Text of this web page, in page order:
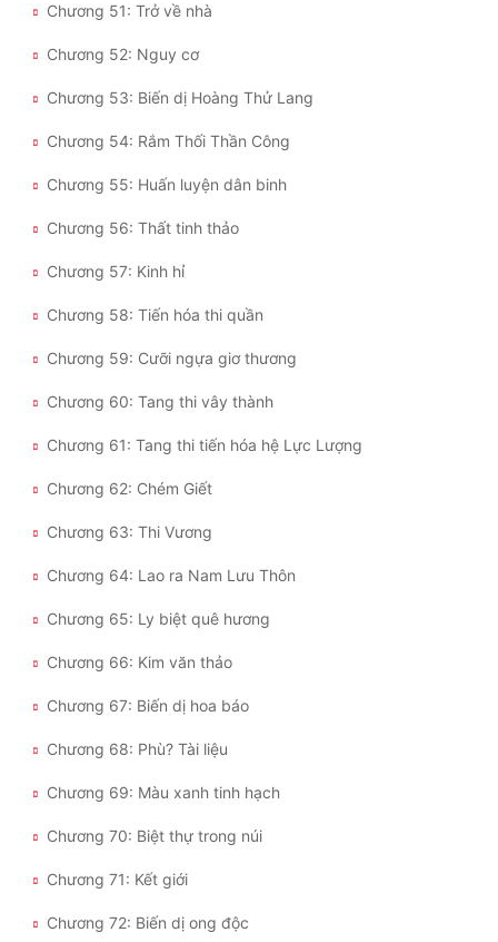
Chương 51: Trở về nhà
Chương 52: Nguy cơ
Chương 53: Biến dị Hoàng Thử Lang
Chương 54: Rắm Thối Thần Công
Chương 55: Huấn luyện dân binh
Chương 56: Thất tinh thảo
Chương 57: Kinh hỉ
Chương 58: Tiến hóa thi quần
Chương 59: Cưỡi ngựa giơ thương
Chương 60: Tang thi vây thành
Chương 61: Tang thi tiến hóa hệ Lực Lượng
Chương 62: Chém Giết
Chương 63: Thi Vương
Chương 64: Lao ra Nam Lưu Thôn
Chương 65: Ly biệt quê hương
Chương 66: Kim văn thảo
Chương 67: Biến dị hoa báo
Chương 68: Phù? Tài liệu
Chương 69: Màu xanh tinh hạch
Chương 70: Biệt thự trong núi
Chương 71: Kết giới
Chương 72: Biến dị ong độc